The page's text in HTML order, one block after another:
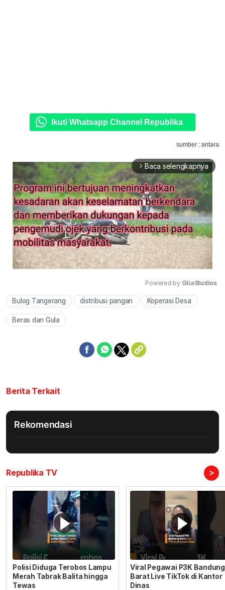
Ikuti Whatsapp Channel Republika
sumber : antara
arrow_forward_ios Baca selengkapnya
Mute
Powered by GliaStudios
Bulog Tangerang distribusi pangan Koperasi Desa
Beras dan Gula
Berita Terkait
Rekomendasi
Republika TV >
Polisi Diduga Terobos Lampu
Merah Tabrak Balita hingga
Tewas
Viral Pegawai P3K Bandung
Barat Live TikTok di Kantor
Dinas